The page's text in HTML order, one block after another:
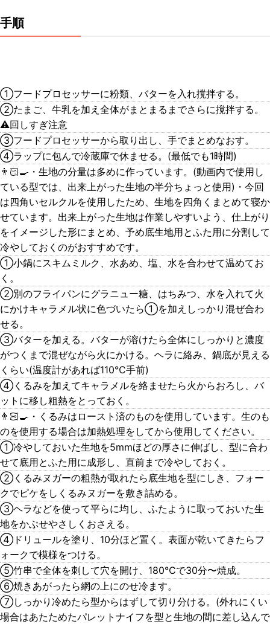
手順
①フードプロセッサーに粉類、バターを入れ撹拌する。
②たまご、牛乳を加え全体がまとまるまでさらに撹拌する。
⚠︎回しすぎ注意
③フードプロセッサーから取り出し、手でまとめなおす。
④ラップに包んで冷蔵庫で休ませる。(最低でも1時間)
👨🏻‍🍳・生地の分量は多めに作っています。(動画内で使用し
ている型では、出来上がった生地の半分ちょっと使用)・今回
は四角いセルクルを使用したため、生地を四角くまとめて寝か
せています。出来上がった生地は作業しやすいよう、仕上がり
をイメージした形にまとめ、予め底生地用とふた用に分割して
冷やしておくのがおすすめです。
①小鍋にスキムミルク、水あめ、塩、水を合わせて温めてお
く。
②別のフライパンにグラニュー糖、はちみつ、水を入れて火
にかけキャラメル状に色づいたら①を加えしっかり混ぜ合わ
せる。
③バターを加える。バターが溶けたら全体にしっかりと濃度
がつくまで混ぜながら火にかける。ヘラに絡み、鍋底が見える
くらい(温度計があれば110℃手前)
④くるみを加えてキャラメルを絡ませたら火からおろし、バ
ットに移し粗熱をとっておく。
👨🏻‍🍳・くるみはロースト済のものを使用しています。生のも
のを使用する場合は加熱処理をしてから使用してください。
①冷やしておいた生地を5mmほどの厚さに伸ばし、型に合わ
せて底用とふた用に成形し、直前まで冷やしておく。
②くるみヌガーの粗熱が取れたら底生地を型にしき、フォー
クでピケをしくるみヌガーを敷き詰める。
③ヘラなどを使って平らに均し、ふたように取っておいた生
地をかぶせやさしくおさえる。
④ドリュールを塗り、10分ほど置く。表面が乾いてきたらフ
ォークで模様をつける。
⑤竹串で全体を刺して穴を開け、180℃で30分〜焼成。
⑥焼きあがったら網の上にのせ冷ます。
⑦しっかり冷めたら型からはずして切り分ける。(外れにくい
場合はあたためたパレットナイフを型と生地の間に差し込んで